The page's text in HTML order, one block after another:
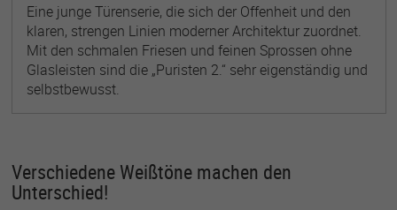
Eine junge Türenserie, die sich der Offenheit und den
klaren, strengen Linien moderner Architektur zuordnet.
Mit den schmalen Friesen und feinen Sprossen ohne
Glasleisten sind die „Puristen 2.“ sehr eigenständig und
selbstbewusst.
Verschiedene Weißtöne machen den
Unterschied!